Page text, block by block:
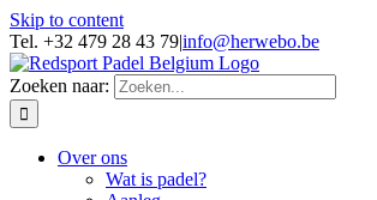
Skip to content
Tel. +32 479 28 43 79|info@herwebo.be
Zoeken naar:
Over ons
Wat is padel?